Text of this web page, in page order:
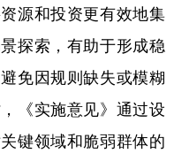
源和投资更有效地集
探索，有助于形成稳
免因规则缺失或模糊
《实施意见》通过设
键领域和脆弱群体的